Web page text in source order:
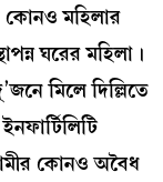
মহিলার
ঘরের মহিলা।
মিলে দিল্লিতে
কোনও অবৈধ